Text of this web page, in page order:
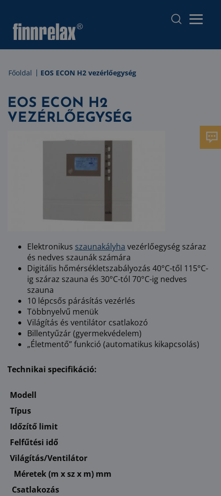
Főoldal EOS ECON H2 vezérlőegység
EOS ECON H2
VEZÉRLŐEGYSÉG
Elektronikus szaunakályha vezérlőegység száraz
és nedves szaunák számára
Digitális hőmérsékletszabályozás 40°C-től 115°C-
ig száraz szauna és 30°C-tól 70°C-ig nedves
szauna
10 lépcsős párásítás vezérlés
Többnyelvű menük
Világítás és ventilátor csatlakozó
Billentyűzár (gyermekvédelem)
„Életmentő” funkció (automatikus kikapcsolás)
Technikai specifikáció:
Modell
Típus
Időzítő limit
Felfűtési idő
Világítás/Ventilátor
Méretek (m x sz x m) mm
Csatlakozás